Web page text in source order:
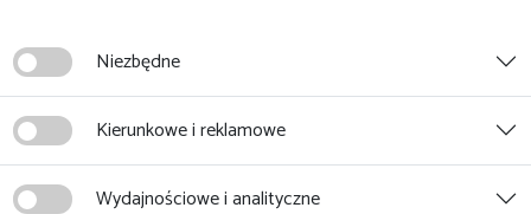
dla Młodzieży „Moja Wizja Zero – Bezpieczne
Niezbędne
Kierunkowe i reklamowe
Wydajnościowe i analityczne